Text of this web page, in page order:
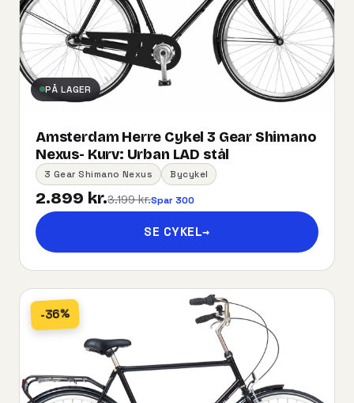
PÅ LAGER
Amsterdam Herre Cykel 3 Gear Shimano
Nexus- Kurv:​ ​Urban​ ​LAD​ ​stål
3 Gear Shimano Nexus Bycykel
2.899 kr.3.199 kr.Spar 300
SE CYKEL→
-36%